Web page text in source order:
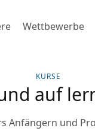
Wettbewerbe
KURSE
auf
Anfängern und